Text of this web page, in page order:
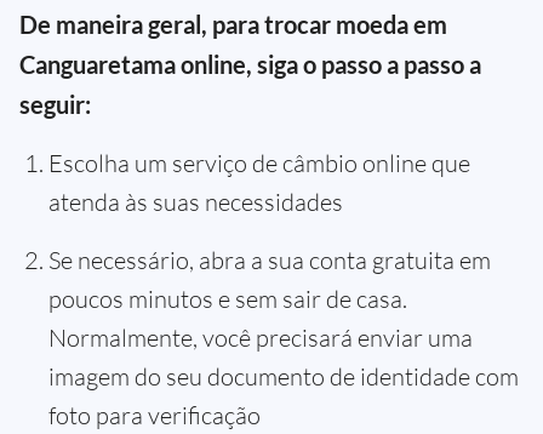
De maneira geral, para trocar moeda em
Canguaretama online, siga o passo a passo a
seguir:
Escolha um serviço de câmbio online que
atenda às suas necessidades
Se necessário, abra a sua conta gratuita em
poucos minutos e sem sair de casa.
Normalmente, você precisará enviar uma
imagem do seu documento de identidade com
foto para verificação